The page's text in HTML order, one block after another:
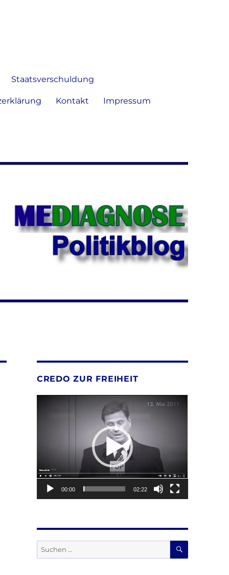
Staatsverschuldung
Kontakt Impressum
CREDO ZUR FREIHEIT
00:00 02:22
Suche
nach:
SUCHEN